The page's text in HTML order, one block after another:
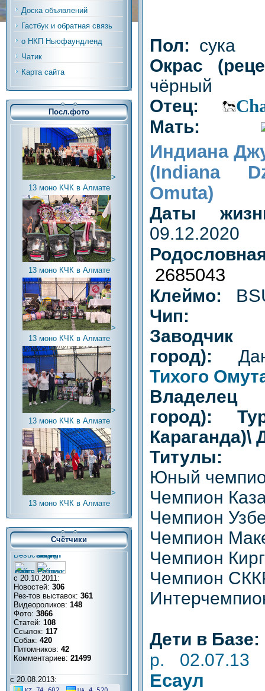
Доска объявлений
Гастбук и обратная связь
о НКП Ньюфаундленд
Чатик
Карта сайта
Посл.фото
>
13 моно КЧК в Алмате
>
13 моно КЧК в Алмате
>
13 моно КЧК в Алмате
>
13 моно КЧК в Алмате
>
13 моно КЧК в Алмате
Счётчики
с 20.10.2011:
Новостей: 306
Рез-тов выставок: 361
Видеороликов: 148
Фото: 3866
Статей: 108
Ссылок: 117
Собак: 420
Питомников: 42
Комментариев: 21499
с 20.08.2013:
Пол: сука
Окрас
чёрный
Отец:
Мать:
Индиана
(Indiana
Omuta)
Даты
09.12.2020
2685043
Клеймо:
Чип:
город):
Тихого
город):
Караганда)\
Титулы:
Юный
Чемпион
Чемпион
Чемпион
Чемпион
Чемпион
Дети в Базе:
р. 02.07.13
Есаул